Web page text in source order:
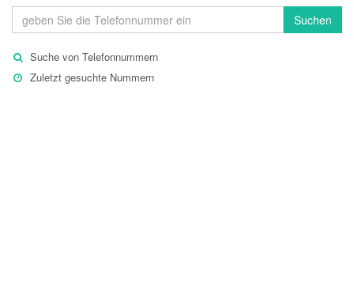
Suchen
Suche von Telefonnummern
Zuletzt gesuchte Nummern